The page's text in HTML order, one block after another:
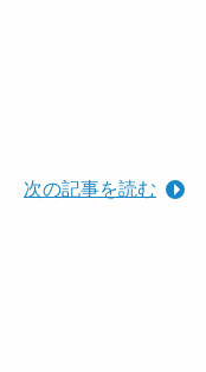
次の記事を読む